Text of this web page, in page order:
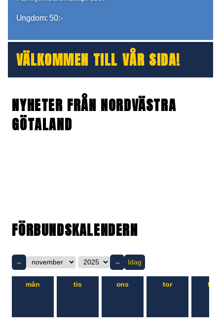
Ungdom: 50:-
VÄLKOMMEN TILL VÅR SIDA!
NYHETER FRÅN NORDVÄSTRA
GÖTALAND
FÖRBUNDSKALENDERN
← → Idag
mån tis ons tor fre